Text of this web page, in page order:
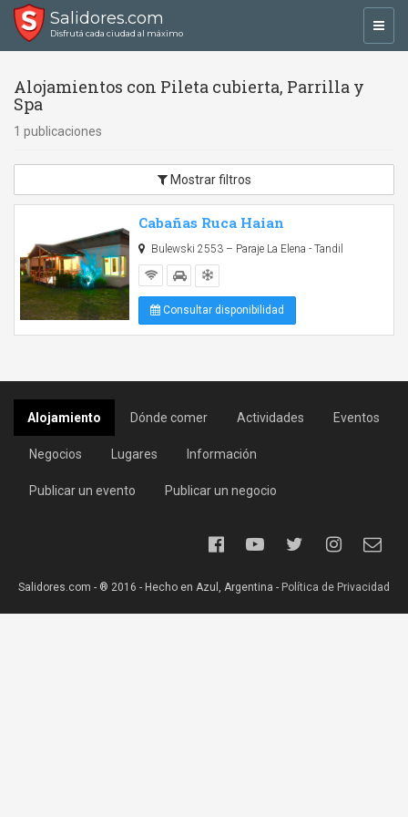
Salidores.com
Disfrutá cada ciudad al máximo
Alojamientos con Pileta cubierta, Parrilla y
Spa
1 publicaciones
Mostrar filtros
Cabañas Ruca Haian
Bulewski 2553 – Paraje La Elena - Tandil
Consultar disponibilidad
Alojamiento Dónde comer Actividades Eventos
Negocios Lugares Información
Publicar un evento Publicar un negocio
Salidores.com - ® 2016 - Hecho en Azul, Argentina - Política de Privacidad